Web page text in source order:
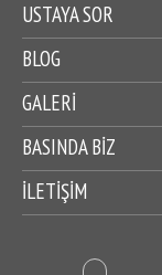
USTAYA SOR
BLOG
GALERİ
BASINDA BİZ
İLETİŞİM
Gültepe
Kaçak
27 Kasım 2020 570